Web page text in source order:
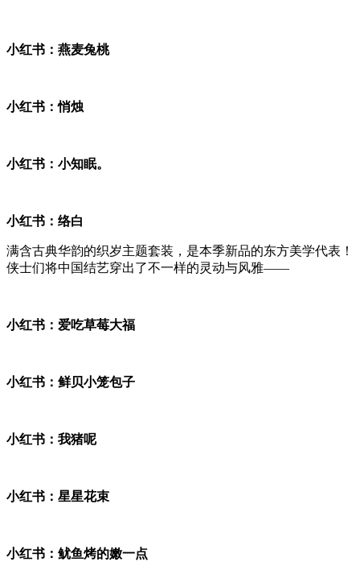
小红书：燕麦兔桃
小红书：悄烛
小红书：小知眠。
小红书：络白
满含古典华韵的织岁主题套装，是本季新品的东方美学代表！
侠士们将中国结艺穿出了不一样的灵动与风雅——
小红书：爱吃草莓大福
小红书：鲜贝小笼包子
小红书：我猪呢
小红书：星星花束
小红书：鱿鱼烤的嫩一点